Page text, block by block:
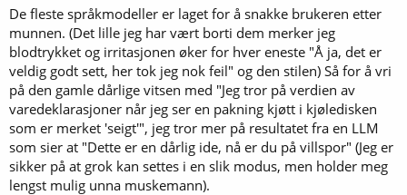
e
r
De fleste språkmodeller er laget for å snakke brukeren etter
munnen. (Det lille jeg har vært borti dem merker jeg
blodtrykket og irritasjonen øker for hver eneste "Å ja, det er
veldig godt sett, her tok jeg nok feil" og den stilen) Så for å vri
på den gamle dårlige vitsen med "Jeg tror på verdien av
varedeklarasjoner når jeg ser en pakning kjøtt i kjøledisken
som er merket 'seigt'", jeg tror mer på resultatet fra en LLM
som sier at "Dette er en dårlig ide, nå er du på villspor" (Jeg er
sikker på at grok kan settes i en slik modus, men holder meg
lengst mulig unna muskemann).